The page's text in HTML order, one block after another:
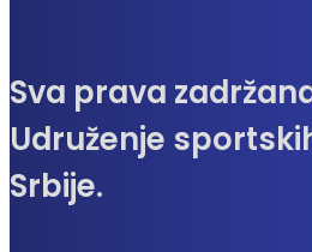
Sva prava
Udruženje
Srbije.